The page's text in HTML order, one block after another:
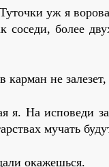
уж я
более
не
я. На исповеди
мучать
окажешься.